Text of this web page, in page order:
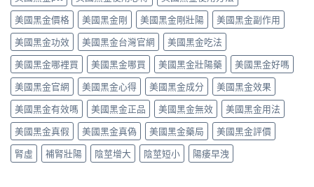
安
全
用
法
完
整
解
析〉
中
南〉
中
哪
些
情
況
必
須
停
藥
就
醫〉
中
服
用
方
法、
效
果
與
副
作
用
完
整
指
南〉
拉
非）
食
唔
食
得？
先
睇
你
食
緊
咩
感
冒
美國黑金價格
美國黑金剛 美國黑金剛壯陽
美國黑金副作用
美國黑金功效
美國黑金台灣官網
美國黑金吃法
美國黑金哪裡買
美國黑金哪買 美國黑金壯陽藥
美國黑金好嗎
美國黑金官網
美國黑金心得 美國黑金成分
美國黑金效果
美國黑金有效嗎
美國黑金正品 美國黑金無效
美國黑金用法
美國黑金真假
美國黑金真偽 美國黑金藥局
美國黑金評價
腎虛
補腎壯陽 陰莖增大 陰莖短小 陽痿早洩